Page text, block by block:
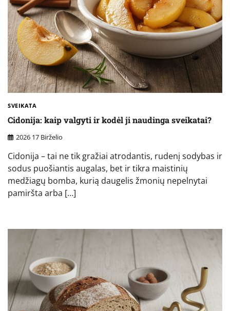
SVEIKATA
Cidonija: kaip valgyti ir kodėl ji naudinga sveikatai?
2026 17 Birželio
Cidonija – tai ne tik gražiai atrodantis, rudenį sodybas ir
sodus puošiantis augalas, bet ir tikra maistinių
medžiagų bomba, kurią daugelis žmonių nepelnytai
pamiršta arba […]